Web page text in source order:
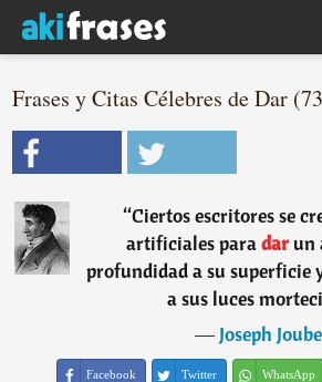
Frases y Citas Célebres de Dar
“Ciertos escritores se
artificiales paradarun
profundidad a su superficie
a sus luces
―Joseph
Facebook Twitter WhatsApp